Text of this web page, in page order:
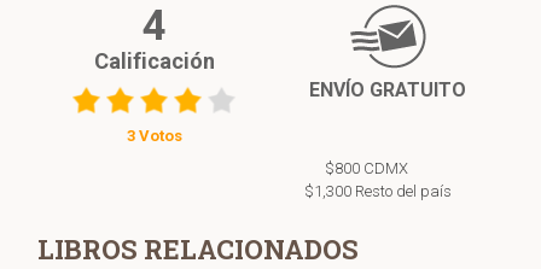
4
Calificación
3 Votos
ENVÍO GRATUITO
$800 CDMX
$1,300 Resto del país
LIBROS RELACIONADOS